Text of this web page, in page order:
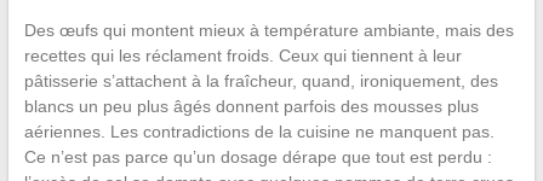
Des œufs qui montent mieux à température ambiante, mais des
recettes qui les réclament froids. Ceux qui tiennent à leur
pâtisserie s’attachent à la fraîcheur, quand, ironiquement, des
blancs un peu plus âgés donnent parfois des mousses plus
aériennes. Les contradictions de la cuisine ne manquent pas.
Ce n’est pas parce qu’un dosage dérape que tout est perdu :